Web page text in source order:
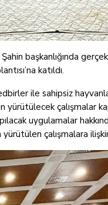
başkanlığında
katıldı.
ile sahipsiz
yürütülecek çalışmalar
uygulamalar
çalışmalara